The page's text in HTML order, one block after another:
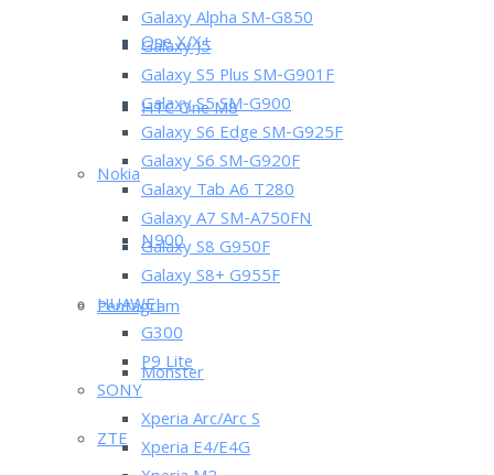
One X/X+
HTC One M8
Nokia
N900
Pentagram
Monster
ZTE
Galaxy Alpha SM-G850
Galaxy J5
Galaxy S5 Plus SM-G901F
Galaxy S5 SM-G900
Galaxy S6 Edge SM-G925F
Galaxy S6 SM-G920F
Galaxy Tab A6 T280
Galaxy A7 SM-A750FN
Galaxy S8 G950F
Galaxy S8+ G955F
HUAWEI
G300
P9 Lite
SONY
Xperia Arc/Arc S
Xperia E4/E4G